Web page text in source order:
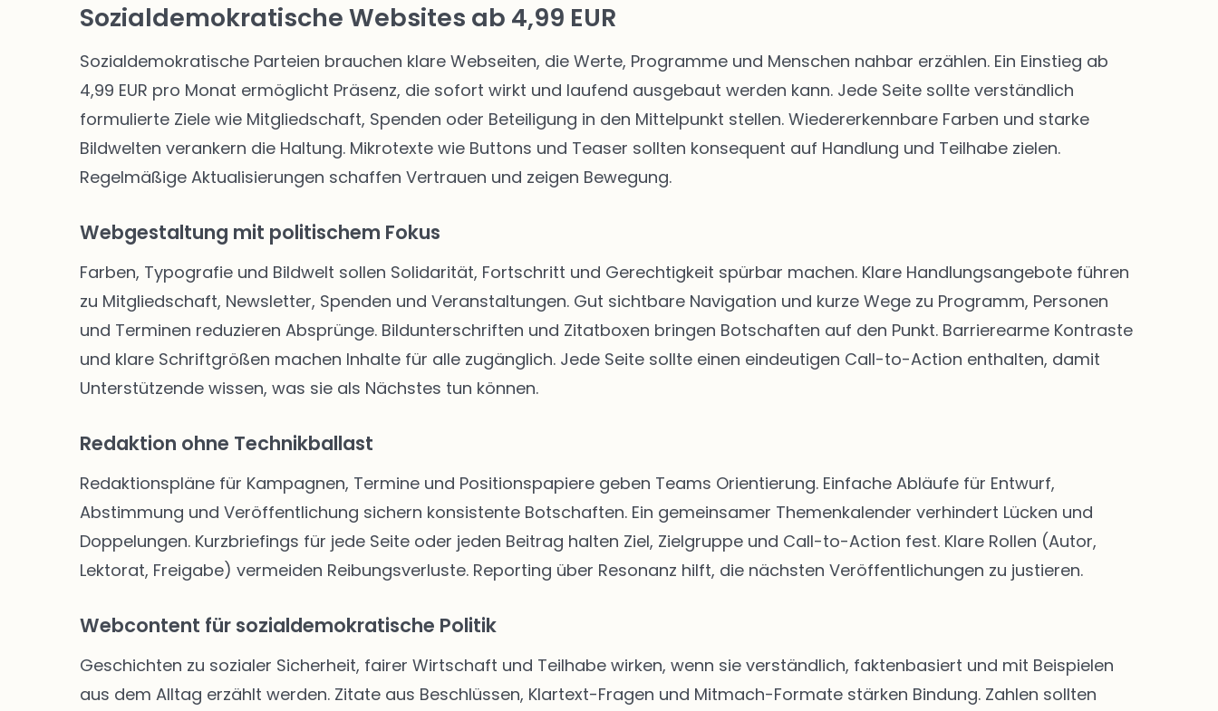
Sozialdemokratische Websites ab 4,99 EUR
Sozialdemokratische Parteien brauchen klare Webseiten, die Werte, Programme und Menschen nahbar erzählen. Ein Einstieg ab
4,99 EUR pro Monat ermöglicht Präsenz, die sofort wirkt und laufend ausgebaut werden kann. Jede Seite sollte verständlich
formulierte Ziele wie Mitgliedschaft, Spenden oder Beteiligung in den Mittelpunkt stellen. Wiedererkennbare Farben und starke
Bildwelten verankern die Haltung. Mikrotexte wie Buttons und Teaser sollten konsequent auf Handlung und Teilhabe zielen.
Regelmäßige Aktualisierungen schaffen Vertrauen und zeigen Bewegung.
Webgestaltung mit politischem Fokus
Farben, Typografie und Bildwelt sollen Solidarität, Fortschritt und Gerechtigkeit spürbar machen. Klare Handlungsangebote führen
zu Mitgliedschaft, Newsletter, Spenden und Veranstaltungen. Gut sichtbare Navigation und kurze Wege zu Programm, Personen
und Terminen reduzieren Absprünge. Bildunterschriften und Zitatboxen bringen Botschaften auf den Punkt. Barrierearme Kontraste
und klare Schriftgrößen machen Inhalte für alle zugänglich. Jede Seite sollte einen eindeutigen Call-to-Action enthalten, damit
Unterstützende wissen, was sie als Nächstes tun können.
Redaktion ohne Technikballast
Redaktionspläne für Kampagnen, Termine und Positionspapiere geben Teams Orientierung. Einfache Abläufe für Entwurf,
Abstimmung und Veröffentlichung sichern konsistente Botschaften. Ein gemeinsamer Themenkalender verhindert Lücken und
Doppelungen. Kurzbriefings für jede Seite oder jeden Beitrag halten Ziel, Zielgruppe und Call-to-Action fest. Klare Rollen (Autor,
Lektorat, Freigabe) vermeiden Reibungsverluste. Reporting über Resonanz hilft, die nächsten Veröffentlichungen zu justieren.
Webcontent für sozialdemokratische Politik
Geschichten zu sozialer Sicherheit, fairer Wirtschaft und Teilhabe wirken, wenn sie verständlich, faktenbasiert und mit Beispielen
aus dem Alltag erzählt werden. Zitate aus Beschlüssen, Klartext-Fragen und Mitmach-Formate stärken Bindung. Zahlen sollten